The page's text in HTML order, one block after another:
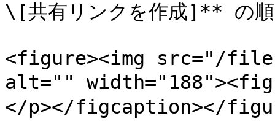
\[共有リンクを作成]** の順
<figure><img src="/files/
alt=""
</p></figcaption></